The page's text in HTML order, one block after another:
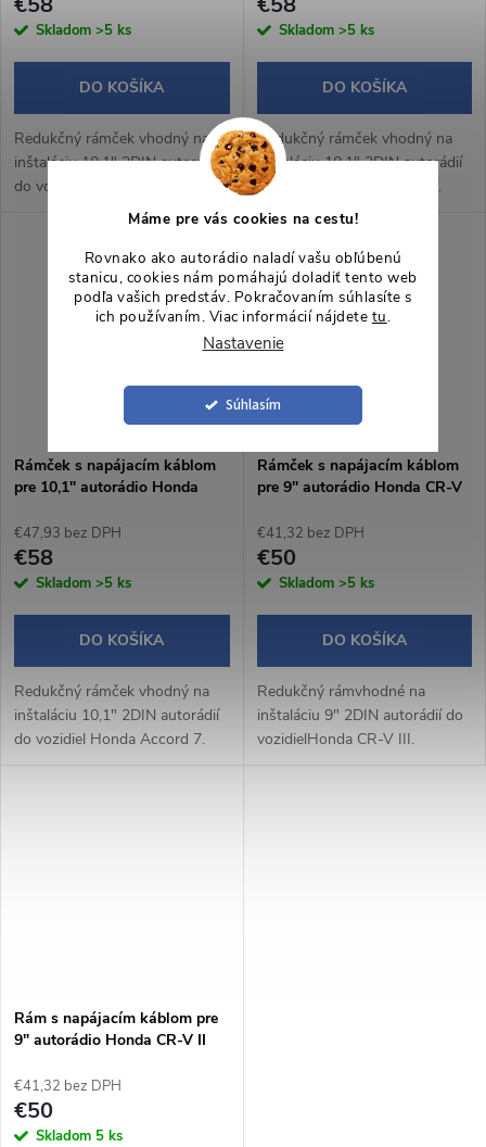
Máme pre vás cookies na cestu!
Rovnako ako autorádio naladí vašu obľúbenú
stanicu, cookies nám pomáhajú doladiť tento web
podľa vašich predstáv. Pokračovaním súhlasíte s
ich používaním. Viac informácií nájdete tu.
Nastavenie
Súhlasím
Skladom >5 ks
DO KOŠÍKA
Redukčný rámček vhodný na
inštaláciu 10,1" 2DIN autorádií
do vozidiel Honda CR-V V.
Skladom >5 ks
DO KOŠÍKA
Redukčný rámček vhodný na
inštaláciu 10,1" 2DIN autorádií
do vozidiel Honda CR-V IV.
Rámček s napájacím káblom
pre 10,1" autorádio Honda
€47,93 bez DPH
€58
Skladom >5 ks
DO KOŠÍKA
Redukčný rámček vhodný na
inštaláciu 10,1" 2DIN autorádií
do vozidiel Honda Accord 7.
Rámček s napájacím káblom
pre 9" autorádio Honda CR-V
€41,32 bez DPH
€50
Skladom >5 ks
DO KOŠÍKA
Redukčný rámvhodné na
inštaláciu 9" 2DIN autorádií do
vozidielHonda CR-V III.
Rám s napájacím káblom pre
9" autorádio Honda CR-V II
€41,32 bez DPH
€50
Skladom 5 ks